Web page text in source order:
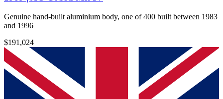
Genuine hand-built aluminium body, one of 400 built between 1983
and 1996
$191,024